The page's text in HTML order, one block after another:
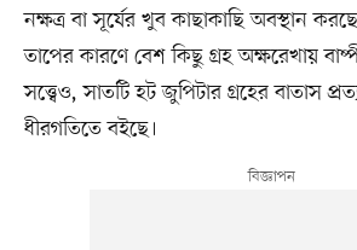
নক্ষত্র বা সূর্যের খুব কাছাকাছি অবস্থান
তাপের কারণে বেশ কিছু গ্রহ অক্ষরেখায়
সত্ত্বেও, সাতটি হট জুপিটার গ্রহের বাতাস
ধীরগতিতে বইছে।